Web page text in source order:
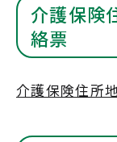
介護保険
絡票
介護保険住所